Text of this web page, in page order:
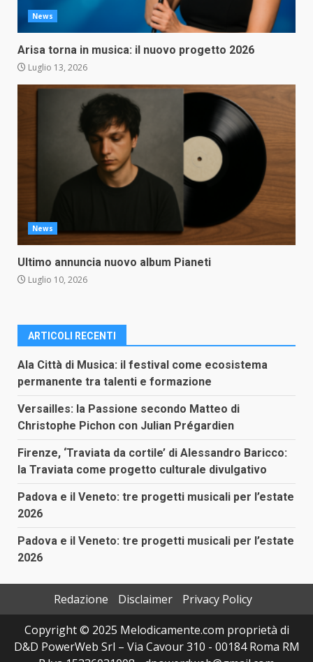
News
Arisa torna in musica: il nuovo progetto 2026
Luglio 13, 2026
News
Ultimo annuncia nuovo album Pianeti
Luglio 10, 2026
ARTICOLI RECENTI
Ala Città di Musica: il festival come ecosistema
permanente tra talenti e formazione
Versailles: la Passione secondo Matteo di
Christophe Pichon con Julian Prégardien
Firenze, ‘Traviata da cortile’ di Alessandro Baricco:
la Traviata come progetto culturale divulgativo
Padova e il Veneto: tre progetti musicali per l’estate
2026
Padova e il Veneto: tre progetti musicali per l’estate
2026
Redazione Disclaimer
Privacy Policy
Copyright © 2025 Melodicamente.com proprietà di
D&D PowerWeb Srl – Via Cavour 310 - 00184 Roma RM